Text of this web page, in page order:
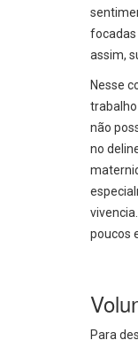
focadas
assim,
Nesse
não
no
poucos
Para